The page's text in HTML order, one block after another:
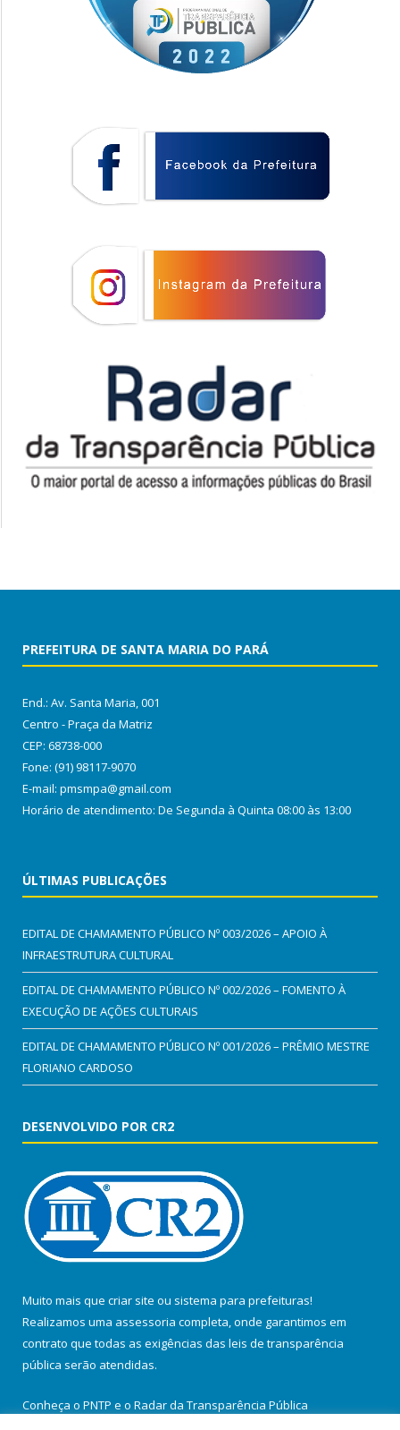
PREFEITURA DE SANTA MARIA DO PARÁ
End.: Av. Santa Maria, 001
Centro - Praça da Matriz
CEP: 68738-000
Fone: (91) 98117-9070
E-mail: pmsmpa@gmail.com
Horário de atendimento: De Segunda à Quinta 08:00 às 13:00
ÚLTIMAS PUBLICAÇÕES
EDITAL DE CHAMAMENTO PÚBLICO Nº 003/2026 – APOIO À
INFRAESTRUTURA CULTURAL
EDITAL DE CHAMAMENTO PÚBLICO Nº 002/2026 – FOMENTO À
EXECUÇÃO DE AÇÕES CULTURAIS
EDITAL DE CHAMAMENTO PÚBLICO Nº 001/2026 – PRÊMIO MESTRE
FLORIANO CARDOSO
DESENVOLVIDO POR CR2
Muito mais que criar site ou sistema para prefeituras!
Realizamos uma assessoria completa, onde garantimos em
contrato que todas as exigências das leis de transparência
pública serão atendidas.
Conheça o PNTP e o Radar da Transparência Pública